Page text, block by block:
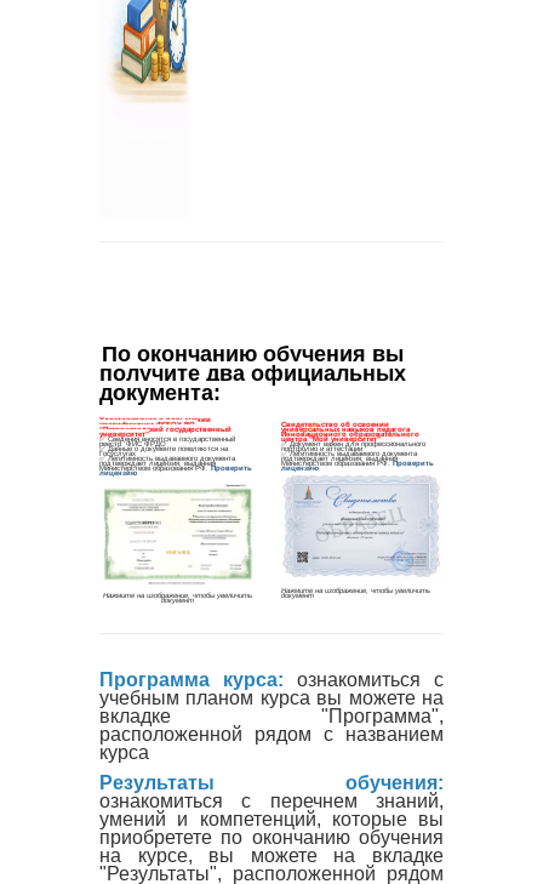
По окончанию обучения вы
получите два официальных
документа:
Программа курса: ознакомиться с
учебным планом курса вы можете на
вкладке "Программа",
расположенной рядом с названием
курса
Результаты обучения:
ознакомиться с перечнем знаний,
умений и компетенций, которые вы
приобретете по окончанию обучения
на курсе, вы можете на вкладке
"Результаты", расположенной рядом